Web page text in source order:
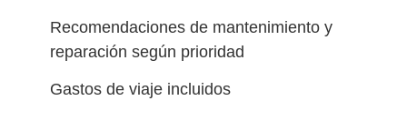
Recomendaciones de mantenimiento y
reparación según prioridad
Gastos de viaje incluidos